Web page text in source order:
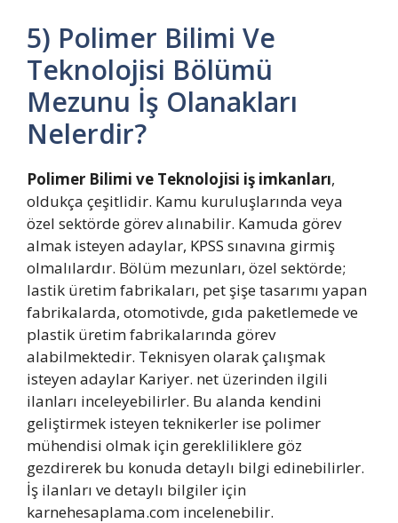
5) Polimer Bilimi Ve
Teknolojisi Bölümü
Mezunu İş Olanakları
Nelerdir?
Polimer Bilimi ve Teknolojisi iş imkanları,
oldukça çeşitlidir. Kamu kuruluşlarında veya
özel sektörde görev alınabilir. Kamuda görev
almak isteyen adaylar, KPSS sınavına girmiş
olmalılardır. Bölüm mezunları, özel sektörde;
lastik üretim fabrikaları, pet şişe tasarımı yapan
fabrikalarda, otomotivde, gıda paketlemede ve
plastik üretim fabrikalarında görev
alabilmektedir. Teknisyen olarak çalışmak
isteyen adaylar Kariyer. net üzerinden ilgili
ilanları inceleyebilirler. Bu alanda kendini
geliştirmek isteyen teknikerler ise polimer
mühendisi olmak için gerekliliklere göz
gezdirerek bu konuda detaylı bilgi edinebilirler.
İş ilanları ve detaylı bilgiler için
karnehesaplama.com incelenebilir.